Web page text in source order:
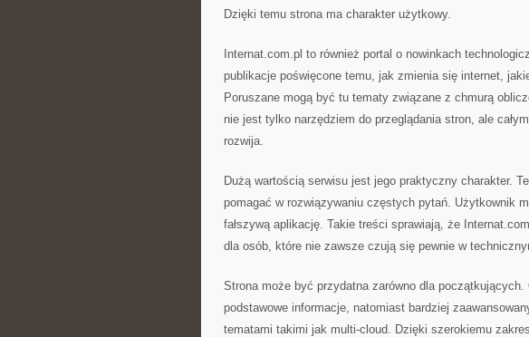
Dzięki temu strona ma charakter użytkowy.
Internat.com.pl to również portal o nowinkach
publikacje poświęcone temu, jak zmienia się internet,
Poruszane mogą być tu tematy związane z chmurą
nie jest tylko narzędziem do przeglądania stron, ale
rozwija.
Dużą wartością serwisu jest jego praktyczny charakter.
pomagać w rozwiązywaniu częstych pytań. Użytkownik
fałszywą aplikację. Takie treści sprawiają, że
dla osób, które nie zawsze czują się pewnie w
Strona może być przydatna zarówno dla
podstawowe informacje, natomiast bardziej
tematami takimi jak multi-cloud. Dzięki szerokiemu